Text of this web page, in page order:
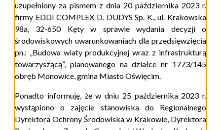
uzupełniony za pismem z dnia 20 października 2023 r.
firmy EDDI COMPLEX D. DUDYS Sp. K., ul. Krakowska
98a, 32-650 Kęty w sprawie wydania decyzji o
środowiskowych uwarunkowaniach dla przedsięwzięcia
pn.: „Budowa wiaty produkcyjnej wraz z infrastrukturą
towarzyszącą”, planowanego na działce nr 1773/145
obręb Monowice, gmina Miasto Oświęcim.
Ponadto informuję, że w dniu 25 października 2023 r.
wystąpiono o zajęcie stanowiska do Regionalnego
Dyrektora Ochrony Środowiska w Krakowie, Dyrektora